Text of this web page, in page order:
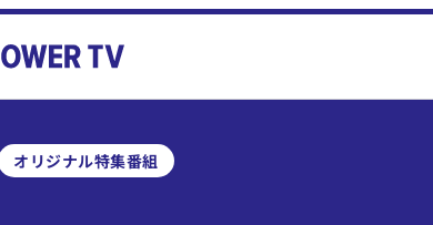
オリジナル特集番組